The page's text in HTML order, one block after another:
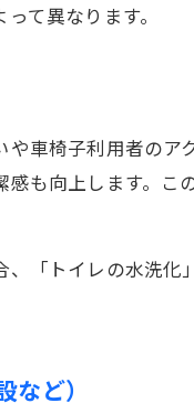
て異なります。
車椅子利用者の
も向上します。
「トイレの水洗
ど）